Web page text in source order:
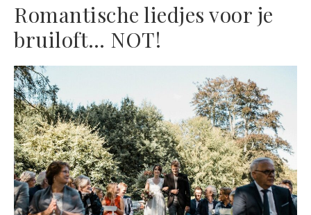
Romantische liedjes voor je
bruiloft… NOT!